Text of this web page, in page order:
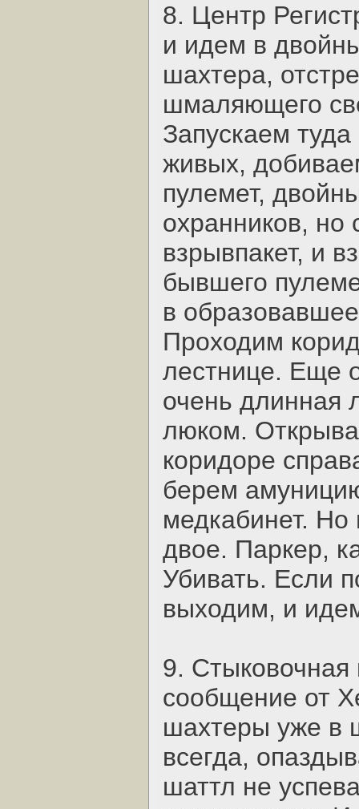
8. Центр
и идем в
шахтера,
шмаляющего
Запускаем туда
живых,
пулемет,
охранников,
взрывпакет, и
бывшего
в
Проходим
лестнице. Еще
очень длинная
люком.
коридоре
берем
медкабинет. Но
двое. Паркер,
Убивать. Если
выходим, и
9.
сообщение от
шахтеры уже в
всегда,
шаттл не